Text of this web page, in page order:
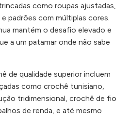
como roupas ajustadas,
padrões com múltiplas cores.
mantém o desafio elevado e
a um patamar onde não sabe
de qualidade superior incluem
como crochê tunisiano,
tridimensional, crochê de fio
de renda, e até mesmo